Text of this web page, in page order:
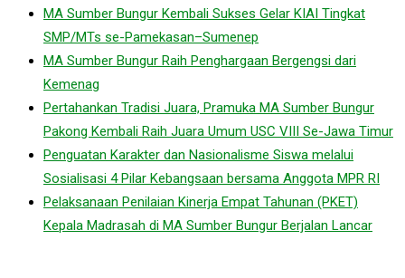
MA Sumber Bungur Kembali Sukses Gelar KIAI Tingkat
SMP/MTs se-Pamekasan–Sumenep
MA Sumber Bungur Raih Penghargaan Bergengsi dari
Kemenag
Pertahankan Tradisi Juara, Pramuka MA Sumber Bungur
Pakong Kembali Raih Juara Umum USC VIII Se-Jawa Timur
Penguatan Karakter dan Nasionalisme Siswa melalui
Sosialisasi 4 Pilar Kebangsaan bersama Anggota MPR RI
Pelaksanaan Penilaian Kinerja Empat Tahunan (PKET)
Kepala Madrasah di MA Sumber Bungur Berjalan Lancar